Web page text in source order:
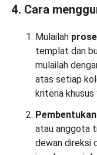
4. Cara
Mulailah
templat dan
mulailah
atas setiap
kriteria
atau anggota
dewan direksi